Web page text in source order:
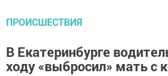
ПРОИСШЕСТВИЯ
В Екатеринбурге
ходу «выбросил» мать с